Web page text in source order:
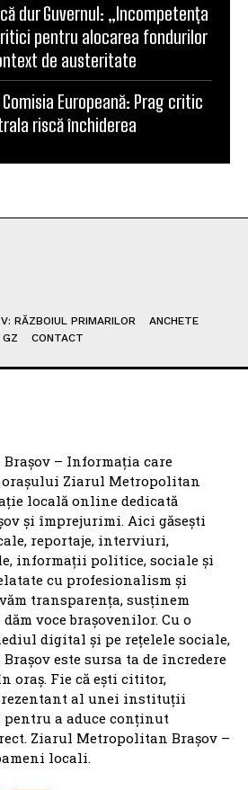
avertizează pe Pîslaru de la
și stoparea exporturilor de
instituirea unei Zile
accidentelor de
pentru alocarea fondurilor
de austeritate
Europeană: Prag critic
riscă închiderea
RĂZBOIUL PRIMARILOR
ANCHETE
GZ